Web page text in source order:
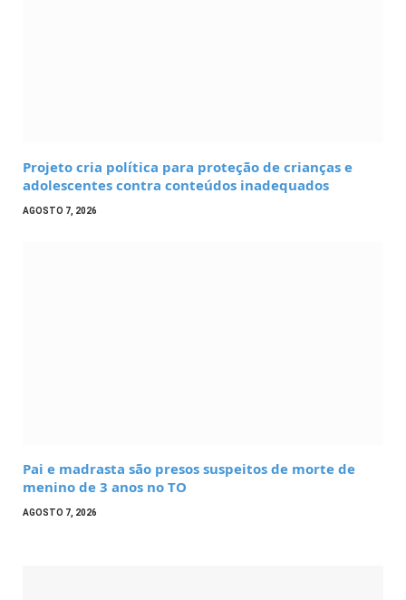
Projeto cria política para proteção de crianças e
adolescentes contra conteúdos inadequados
AGOSTO 7, 2026
Pai e madrasta são presos suspeitos de morte de
menino de 3 anos no TO
AGOSTO 7, 2026